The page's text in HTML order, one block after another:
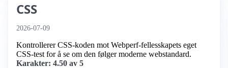
CSS
2026-07-09
Kontrollerer CSS-koden mot Webperf-fellesskapets eget
CSS-test for å se om den følger moderne webstandard.
Karakter: 4.50 av 5